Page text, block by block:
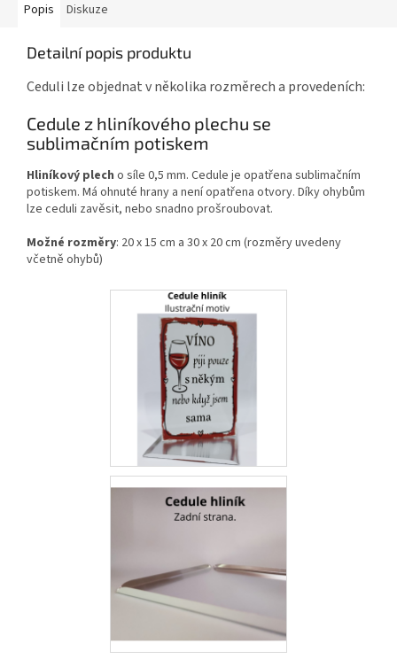
Popis Diskuze
Detailní popis produktu
Ceduli lze objednat v několika rozměrech a provedeních:
Cedule z hliníkového plechu se
sublimačním potiskem
Hliníkový plech o síle 0,5 mm. Cedule je opatřena sublimačním
potiskem. Má ohnuté hrany a není opatřena otvory. Díky ohybům
lze ceduli zavěsit, nebo snadno prošroubovat.
Možné rozměry: 20 x 15 cm a 30 x 20 cm (rozměry uvedeny
včetně ohybů)